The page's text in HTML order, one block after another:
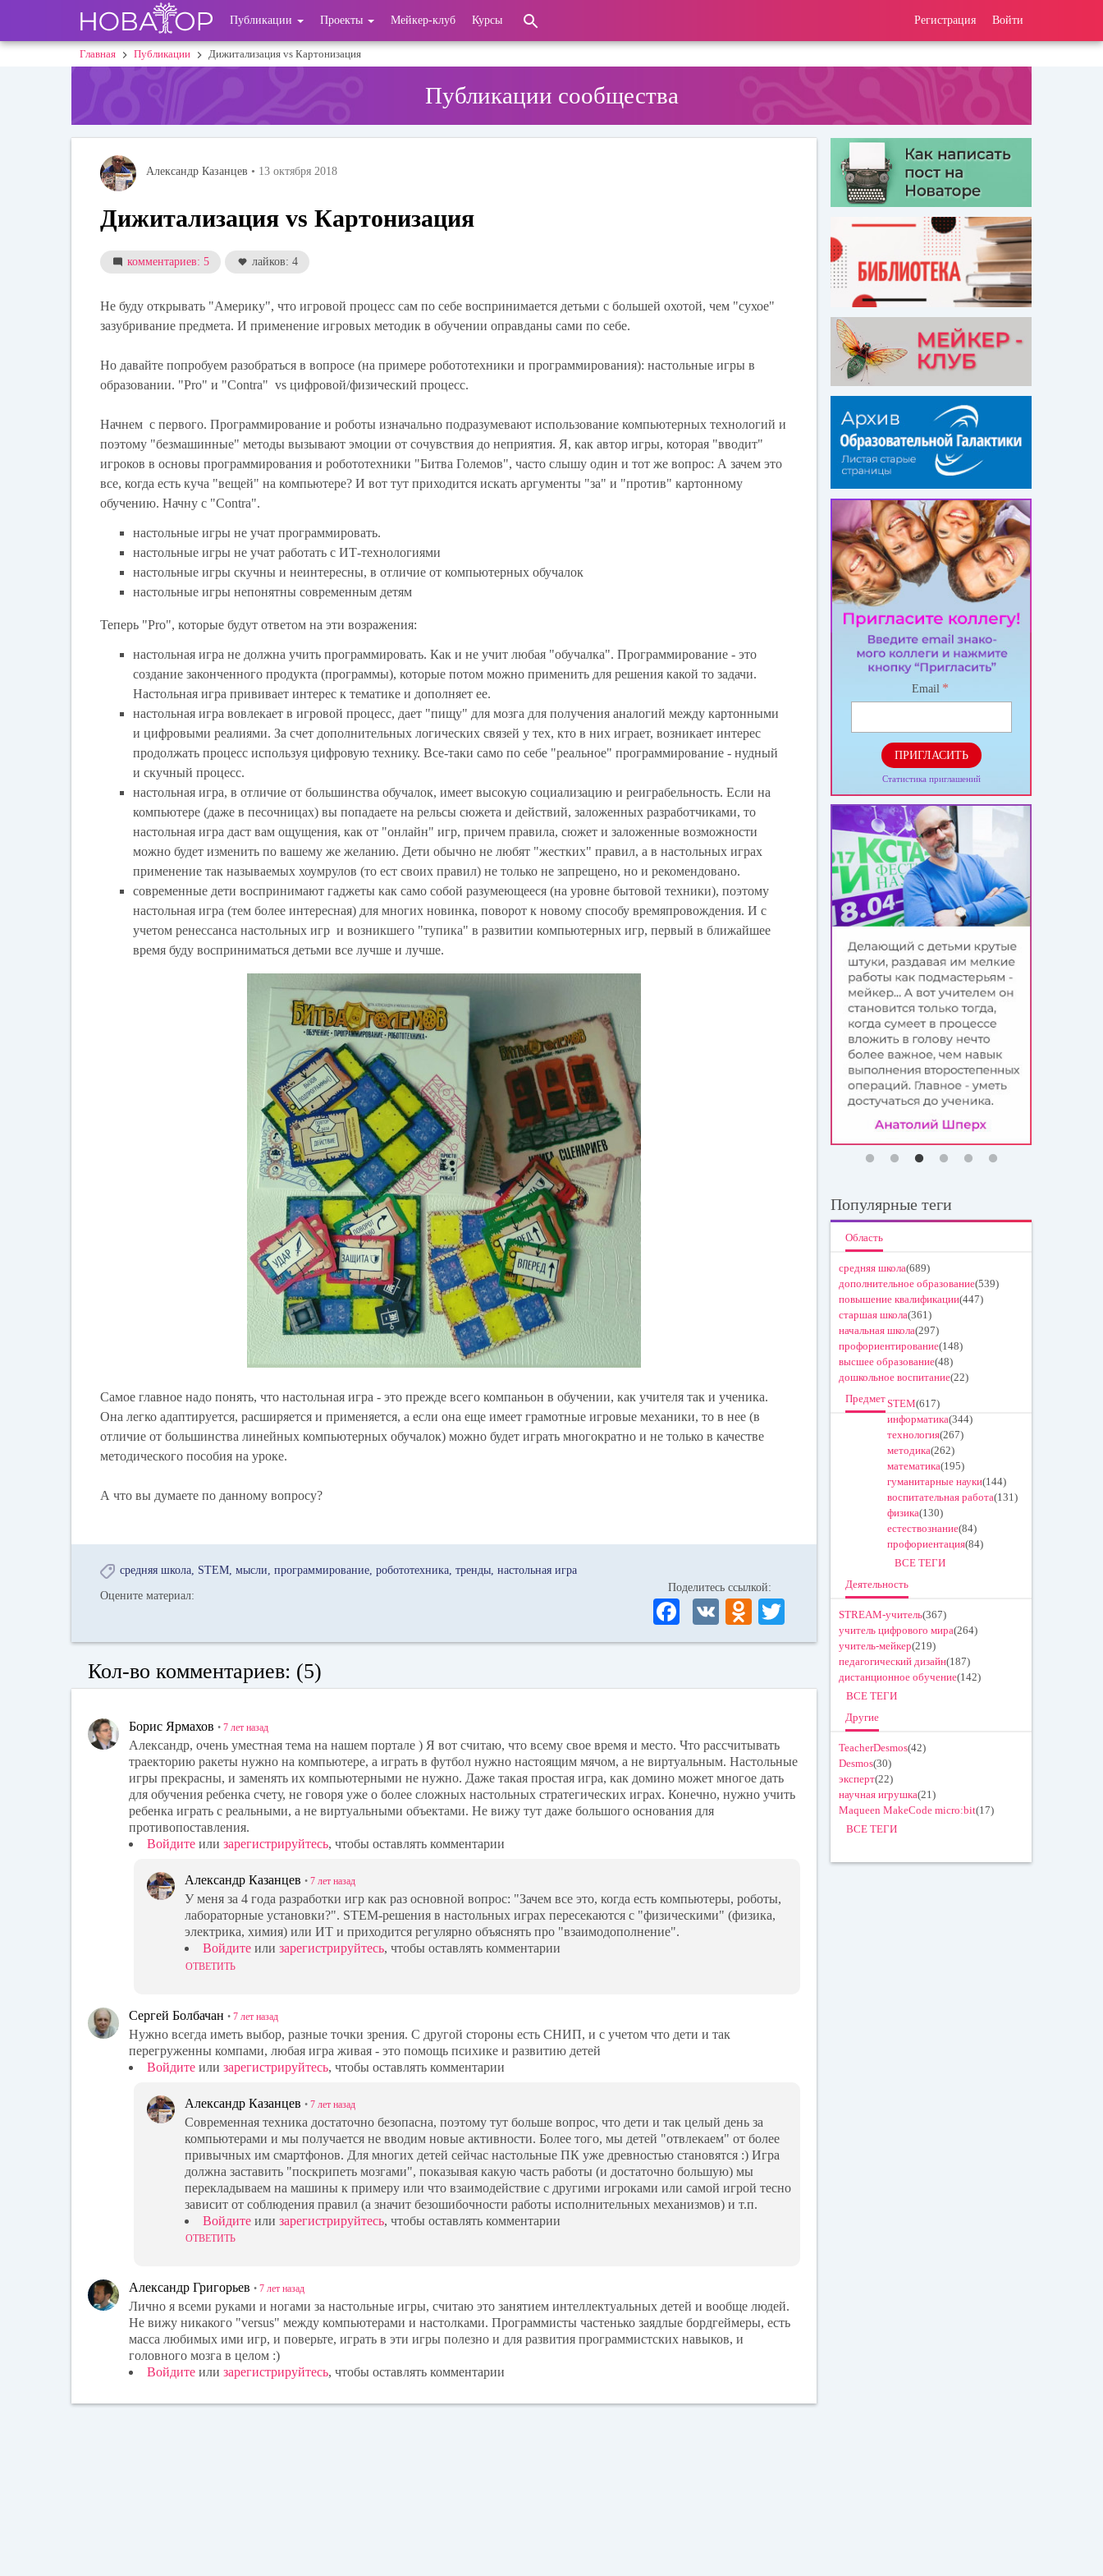
основному
User
account
Регистрация Войти
Публикации Проекты Мейкер-клуб Курсы
Строка
Главная Публикации Дижитализация vs Картонизация
Публикации сообщества
Александр Казанцев • 13 октября 2018
Дижитализация vs Картонизация
комментариев: 5 лайков: 4
Не буду открывать "Америку", что игровой процесс сам по себе воспринимается детьми с большей охотой, чем "сухое"
зазубривание предмета. И применение игровых методик в обучении оправданы сами по себе.
Но давайте попробуем разобраться в вопросе (на примере робототехники и программирования): настольные игры в
образовании. "Pro" и "Contra" vs цифровой/физический процесс.
Начнем с первого. Программирование и роботы изначально подразумевают использование компьютерных технологий и
поэтому "безмашинные" методы вызывают эмоции от сочувствия до неприятия. Я, как автор игры, которая "вводит"
игроков в основы программирования и робототехники "Битва Големов", часто слышу один и тот же вопрос: А зачем это
все, когда есть куча "вещей" на компьютере? И вот тут приходится искать аргументы "за" и "против" картонному
обучению. Начну с "Contra".
настольные игры не учат программировать.
настольные игры не учат работать с ИТ-технологиями
настольные игры скучны и неинтересны, в отличие от компьютерных обучалок
настольные игры непонятны современным детям
Теперь "Pro", которые будут ответом на эти возражения:
настольная игра не должна учить программировать. Как и не учит любая "обучалка". Программирование - это
создание законченного продукта (программы), которые потом можно применить для решения какой то задачи.
Настольная игра прививает интерес к тематике и дополняет ее.
настольная игра вовлекает в игровой процесс, дает "пищу" для мозга для получения аналогий между картонными
и цифровыми реалиями. За счет дополнительных логических связей у тех, кто в них играет, возникает интерес
продолжать процесс используя цифровую технику. Все-таки само по себе "реальное" программирование - нудный
и скучный процесс.
настольная игра, в отличие от большинства обучалок, имеет высокую социализацию и реиграбельность. Если на
компьютере (даже в песочницах) вы попадаете на рельсы сюжета и действий, заложенных разработчиками, то
настольная игра даст вам ощущения, как от "онлайн" игр, причем правила, сюжет и заложенные возможности
можно будет изменить по вашему же желанию. Дети обычно не любят "жестких" правил, а в настольных играх
применение так называемых хоумрулов (то ест своих правил) не только не запрещено, но и рекомендовано.
современные дети воспринимают гаджеты как само собой разумеющееся (на уровне бытовой техники), поэтому
настольная игра (тем более интересная) для многих новинка, поворот к новому способу времяпровождения. И с
учетом ренессанса настольных игр и возникшего "тупика" в развитии компьютерных игр, первый в ближайшее
время буду восприниматься детьми все лучше и лучше.
Самое главное надо понять, что настольная игра - это прежде всего компаньон в обучении, как учителя так и ученика.
Она легко адаптируется, расширяется и применяется, а если она еще имеет грамотные игровые механики, то в нее (в
отличие от большинства линейных компьютерных обучалок) можно будет играть многократно и не только в качестве
методического пособия на уроке.
А что вы думаете по данному вопросу?
средняя школа STEM мысли программирование робототехника тренды настольная игра
Оцените материал:
Поделитесь ссылкой:
Fa
ce
ok
V
K
O
dn
la
ni
ki
wi
r
Кол-во комментариев: (5)
Борис Ярмахов • 7 лет назад
Александр, очень уместная тема на нашем портале ) Я вот считаю, что всему свое время и место. Что рассчитывать
траекторию ракеты нужно на компьютере, а играть в футбол нужно настоящим мячом, а не виртуальным. Настольные
игры прекрасны, и заменять их компьютерными не нужно. Даже такая простая игра, как домино может многое дать
для обучения ребенка счету, не говоря уже о более сложных настольных стратегических играх. Конечно, нужно учить
ребенка играть с реальными, а не виртуальными объектами. Не вижу тут даже большого основания для
противопоставления.
Войдите или зарегистрируйтесь, чтобы оставлять комментарии
Александр Казанцев • 7 лет назад
У меня за 4 года разработки игр как раз основной вопрос: "Зачем все это, когда есть компьютеры, роботы,
лабораторные установки?". STEM-решения в настольных играх пересекаются с "физическими" (физика,
электрика, химия) или ИТ и приходится регулярно объяснять про "взаимодополнение".
Войдите или зарегистрируйтесь, чтобы оставлять комментарии
ОТВЕТИТЬ
Сергей Болбачан • 7 лет назад
Нужно всегда иметь выбор, разные точки зрения. С другой стороны есть СНИП, и с учетом что дети и так
перегруженны компами, любая игра живая - это помощь психике и развитию детей
Войдите или зарегистрируйтесь, чтобы оставлять комментарии
Александр Казанцев • 7 лет назад
Современная техника достаточно безопасна, поэтому тут больше вопрос, что дети и так целый день за
компьютерами и мы получается не вводим новые активности. Более того, мы детей "отвлекаем" от более
привычных им смартфонов. Для многих детей сейчас настольные ПК уже древностью становятся :) Игра
должна заставить "поскрипеть мозгами", показывая какую часть работы (и достаточно большую) мы
перекладываем на машины к примеру или что взаимодействие с другими игроками или самой игрой тесно
зависит от соблюдения правил (а значит безошибочности работы исполнительных механизмов) и т.п.
Войдите или зарегистрируйтесь, чтобы оставлять комментарии
ОТВЕТИТЬ
Александр Григорьев • 7 лет назад
Лично я всеми руками и ногами за настольные игры, считаю это занятием интеллектуальных детей и вообще людей.
Не вижу никакого "versus" между компьютерами и настолками. Программисты частенько заядлые бордгеймеры, есть
масса любимых ими игр, и поверьте, играть в эти игры полезно и для развития программистских навыков, и
головного мозга в целом :)
Войдите или зарегистрируйтесь, чтобы оставлять комментарии
Email *
ПРИГЛАСИТЬ
Статистика приглашений
Популярные теги
Область
средняя школа(689)
дополнительное образование(539)
повышение квалификации(447)
старшая школа(361)
начальная школа(297)
профориентирование(148)
высшее образование(48)
дошкольное воспитание(22)
ПредметSTEM(617)
информатика(344)
технология(267)
методика(262)
математика(195)
гуманитарные науки(144)
воспитательная работа(131)
физика(130)
естествознание(84)
профориентация(84)
ВСЕ ТЕГИ
Деятельность
STREAM-учитель(367)
учитель цифрового мира(264)
учитель-мейкер(219)
педагогический дизайн(187)
дистанционное обучение(142)
ВСЕ ТЕГИ
Другие
TeacherDesmos(42)
Desmos(30)
эксперт(22)
научная игрушка(21)
Maqueen MakeCode micro:bit(17)
ВСЕ ТЕГИ